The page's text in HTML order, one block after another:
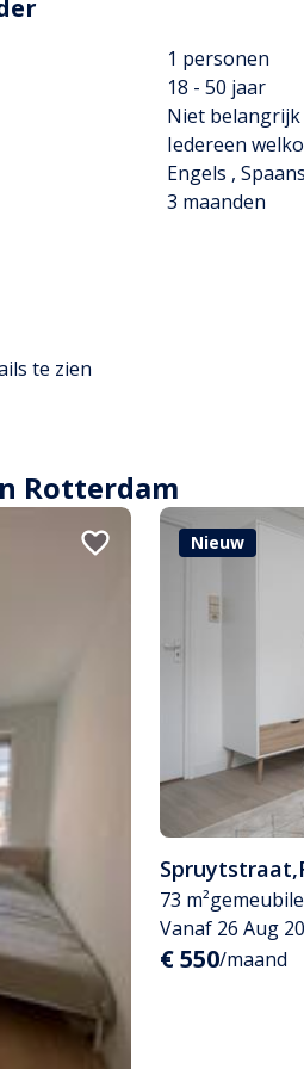
perfect zou zijn? Stuur me
1 personen
18 - 50 jaar
Niet belangrijk
Iedereen
Engels ,
3 maanden
te zien
Rotterdam
Nieuw
Spruytstraat,
73 m²
Vanaf 26 Aug
€ 550/maand